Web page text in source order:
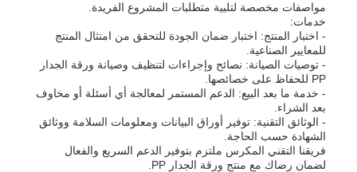
مواصفات مخصصة لتلبية متطلبات المشروع الفريدة.
خدمات:
- اختبار المنتج: اختبار ضمان الجودة للتحقق من امتثال المنتج
للمعايير الصناعية.
- توصيات الصيانة: نصائح وإجراءات لتنظيف وصيانة ورقة الجدار
PP للحفاظ على خصائصها.
- خدمة ما بعد البيع: الدعم المستمر لمعالجة أي أسئلة أو مخاوف
بعد الشراء.
- الوثائق التقنية: توفير أوراق البيانات ومعلومات السلامة ووثائق
الشهادة حسب الحاجة.
فريقنا التقني المكرس ملتزم بتوفير الدعم السريع والفعال
لضمان رضاك مع منتج ورقة الجدار PP.